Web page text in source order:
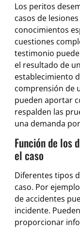
Los peritos
casos de
conocimientos
cuestiones
testimonio
el resultado de
establecimiento
comprensión de
pueden aportar
respalden las
una demanda
Función de los
el caso
Diferentes tipos
caso. Por
de accidentes
incidente.
proporcionar